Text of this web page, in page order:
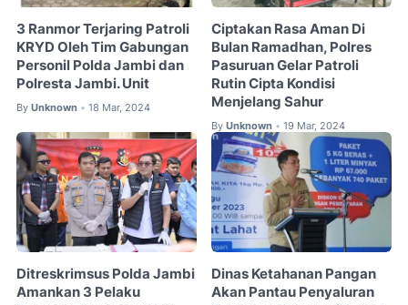
3 Ranmor Terjaring Patroli
KRYD Oleh Tim Gabungan
Personil Polda Jambi dan
Polresta Jambi. Unit
By Unknown • 18 Mar, 2024
Ciptakan Rasa Aman Di
Bulan Ramadhan, Polres
Pasuruan Gelar Patroli
Rutin Cipta Kondisi
Menjelang Sahur
By Unknown • 19 Mar, 2024
Ditreskrimsus Polda Jambi
Amankan 3 Pelaku
Dinas Ketahanan Pangan
Akan Pantau Penyaluran